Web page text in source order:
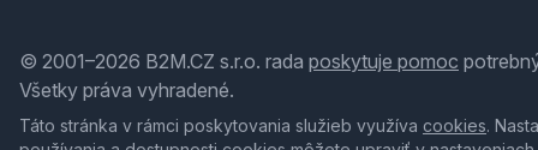
© 2001–2026 B2M.CZ s.r.o. rada poskytuje pomoc
Všetky práva vyhradené.
Táto stránka v rámci poskytovania služieb využíva cookies.